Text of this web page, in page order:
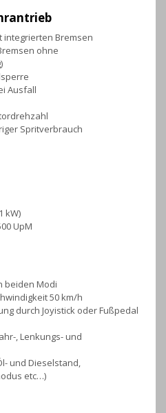
integrierten Bremsen
ohne
Ausfall
Spritverbrauch
kW)
UpM
beiden Modi
50 km/h
durch Joyistick oder Fußpedal
, Lenkungs- und
und Dieselstand,
etc…)